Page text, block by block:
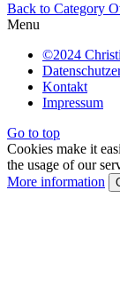
Back to Category
Menu
©2024
Kontakt
Impressum
Go to top
Cookies make it
the usage of our
More information